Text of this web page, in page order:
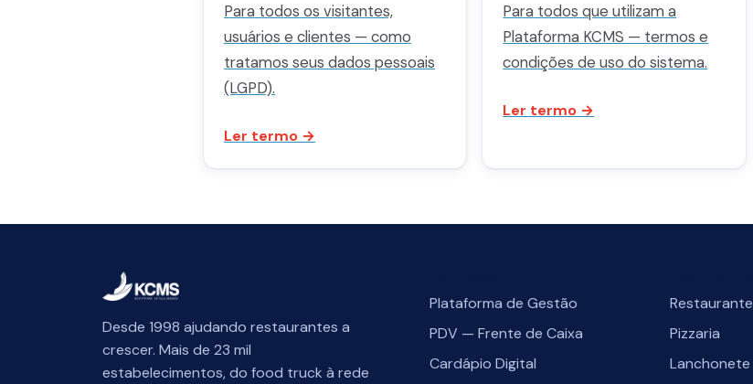
Para todos os visitantes,
usuários e clientes — como
tratamos seus dados pessoais
(LGPD).
Ler termo →
Para todos que utilizam a
Plataforma KCMS — termos e
condições de uso do sistema.
Ler termo →
Desde 1998 ajudando restaurantes a
crescer. Mais de 23 mil
estabelecimentos, do food truck à rede
Plataforma de Gestão
PDV — Frente de Caixa
Cardápio Digital
Restaurante
Pizzaria
Lanchonete